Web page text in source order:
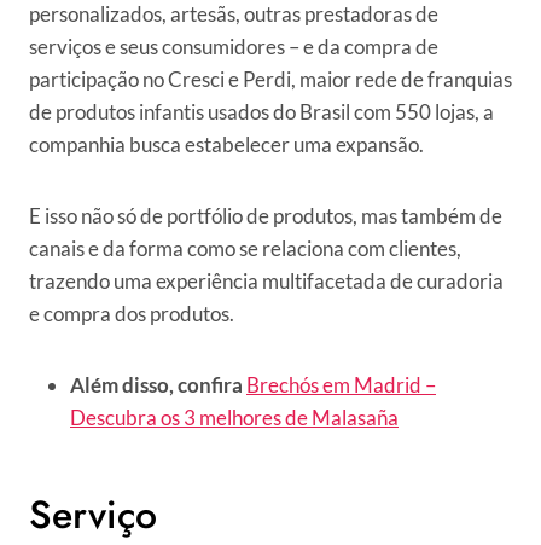
personalizados, artesãs, outras prestadoras de
serviços e seus consumidores – e da compra de
participação no Cresci e Perdi, maior rede de franquias
de produtos infantis usados do Brasil com 550 lojas, a
companhia busca estabelecer uma expansão.
E isso não só de portfólio de produtos, mas também de
canais e da forma como se relaciona com clientes,
trazendo uma experiência multifacetada de curadoria
e compra dos produtos.
Além disso, confira Brechós em Madrid –
Descubra os 3 melhores de Malasaña
Serviço